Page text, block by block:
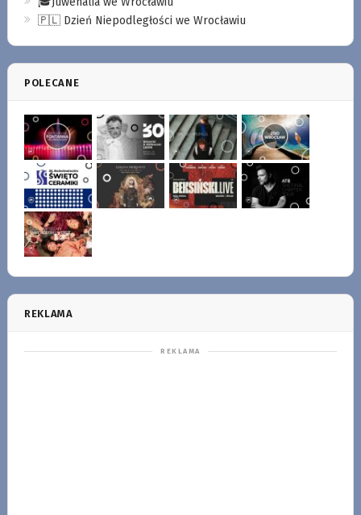
🇵🇱 Dzień Niepodległości we Wrocławiu
POLECANE
REKLAMA